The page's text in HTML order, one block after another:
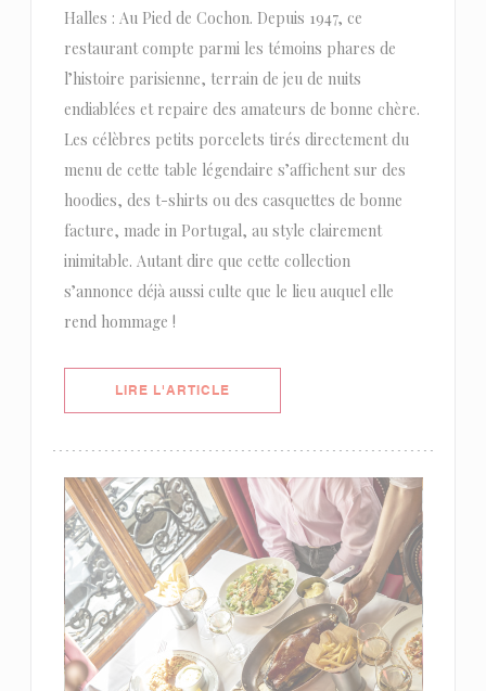
Halles : Au Pied de Cochon. Depuis 1947, ce
restaurant compte parmi les témoins phares de
l’histoire parisienne, terrain de jeu de nuits
endiablées et repaire des amateurs de bonne chère.
Les célèbres petits porcelets tirés directement du
menu de cette table légendaire s’affichent sur des
hoodies, des t-shirts ou des casquettes de bonne
facture, made in Portugal, au style clairement
inimitable. Autant dire que cette collection
s’annonce déjà aussi culte que le lieu auquel elle
rend hommage !
LIRE L'ARTICLE((OUVRE UNE NOUVELLE